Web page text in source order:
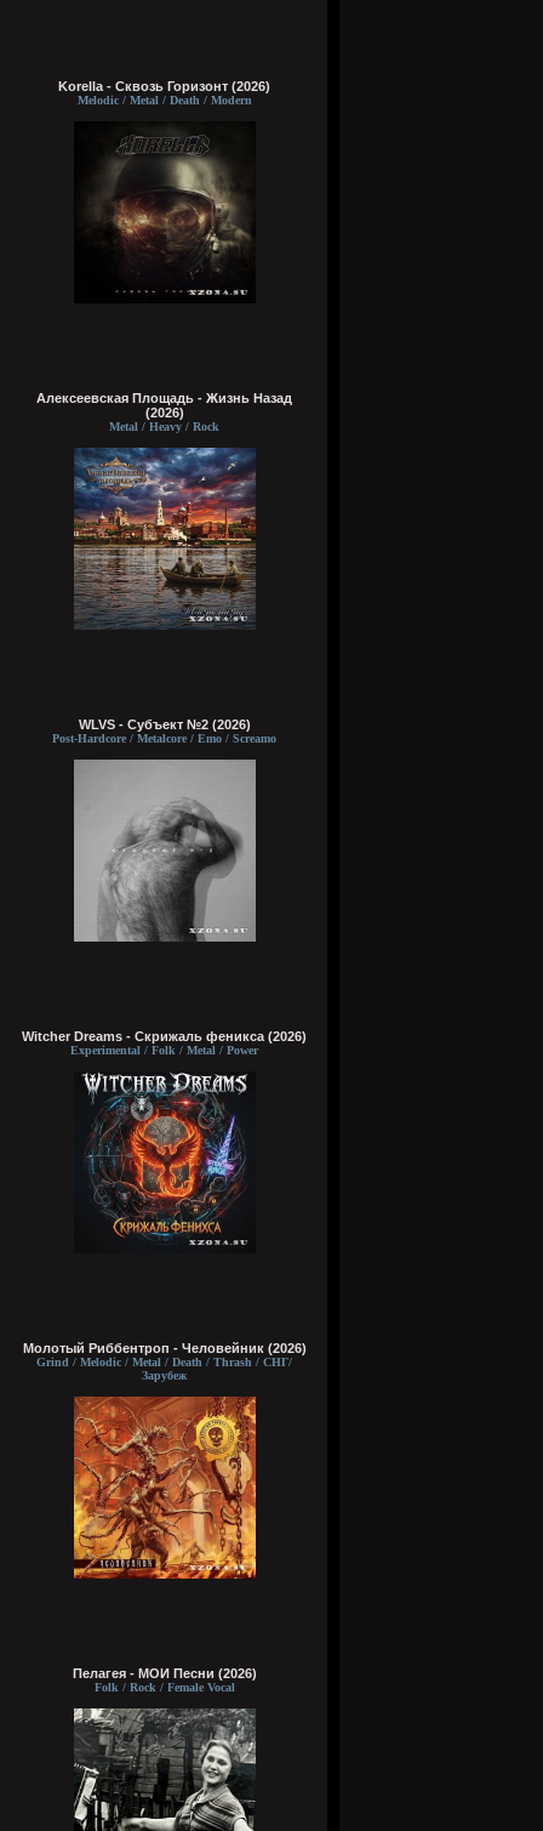
Korella - Сквозь Горизонт (2026)
Melodic / Metal / Death / Modern
Алексеевская Площадь - Жизнь Назад
(2026)
Metal / Heavy / Rock
WLVS - Субъект №2 (2026)
Post-Hardcore / Metalcore / Emo / Screamo
Witcher Dreams - Скрижаль феникса (2026)
Experimental / Folk / Metal / Power
Молотый Риббентроп - Человейник (2026)
Grind / Melodic / Metal / Death / Thrash / СНГ/
Зарубеж
Пелагея - МОИ Песни (2026)
Folk / Rock / Female Vocal